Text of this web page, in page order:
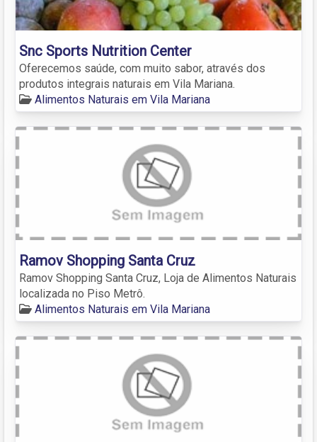
Snc Sports Nutrition Center
Oferecemos saúde, com muito sabor, através dos
produtos integrais naturais em Vila Mariana.
Alimentos Naturais em Vila Mariana
Ramov Shopping Santa Cruz
Ramov Shopping Santa Cruz, Loja de Alimentos Naturais
localizada no Piso Metrô.
Alimentos Naturais em Vila Mariana